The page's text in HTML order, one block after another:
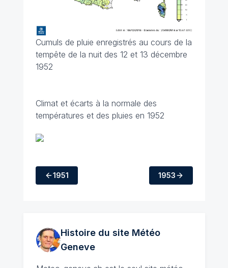
Cumuls de pluie enregistrés au cours de la
tempête de la nuit des 12 et 13 décembre
1952
Climat et écarts à la normale des
températures et des pluies en 1952
1951 1953
Histoire du site Météo
Geneve